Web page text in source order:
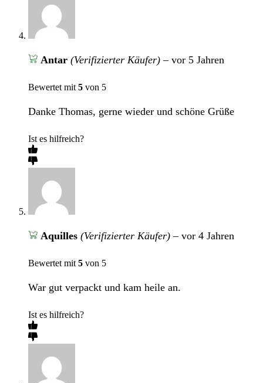
Antar (Verifizierter Käufer) – vor 5 Jahren
Bewertet mit 5 von 5
Danke Thomas, gerne wieder und schöne Grüße
Ist es hilfreich?
Aquilles (Verifizierter Käufer) – vor 4 Jahren
Bewertet mit 5 von 5
War gut verpackt und kam heile an.
Ist es hilfreich?